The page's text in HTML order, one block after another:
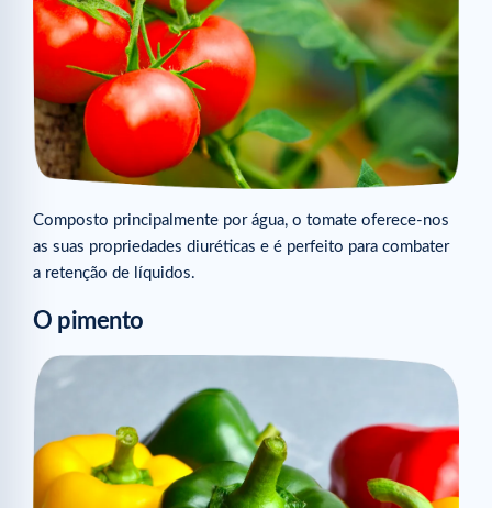
Composto principalmente por água, o tomate oferece-nos
as suas propriedades diuréticas e é perfeito para combater
a retenção de líquidos.
O pimento